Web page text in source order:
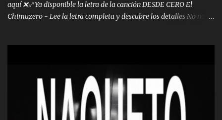
aquí ❌♐ Ya disponible la letra de la canción DESDE CERO El
Chimuzero - Lee la letra completa y descubre los detalles No nací
❌ www.elnorteduro.com ❌ Yo No limito los Sueños , si no existe
Uno pues Hallamos Modos , Si me caigo me Levanto, Aprendo Del
Error Y me sacudo El Lodo ❌ www.elnorteduro.com ❌ El Dinero
No me falta Pero Tampoco me Estorba , Por Eso Manejo Todo